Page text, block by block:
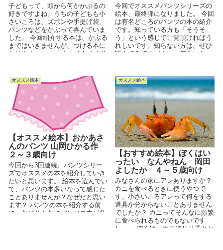
子どもって、頭から何かかぶるの
好きですよね。うちの子どもも小
さいころは、ズボンや手提げ袋、
パンツなどをかぶって喜んでいま
した。 今回紹介する本は、かぶる
まではいきませんが、つける本に
なります。 いしかわこうじさん作
今回でオススメパンツシリーズの
絵本、最終弾になりました。 今回
は有名どころのパンツの本の紹介
です。知っている方も「そうそ
う」という感じでご覧頂ければう
れしいです。知らない方は、ぜひ
読んでみてください。何歳になっ
オススメ絵本
【オススメ絵本】おかあさ
んのパンツ 山岡ひかる作
２～３歳向け
今回から3回連続、パンツシリー
ズでオススメの本を紹介していき
たいと思います。 絵本を選んでい
て、パンツの本多いなって感じた
ことありませんか？なぜだと思い
ます？ パンツの本を紹介する前
に、なぜそんなにパンツの本が多
オススメ絵本
【おすすめ絵本】ぼくはい
ったい なんやねん 岡田
よしたか ４～５歳向け
みなさんの家にアレありますか？
カニを食べるときに使うやつで
す。小さいころアレって何をする
道具か分からないことありません
でしたか？ カニってそんなに頻繁
に食べられるものでもないです
し…。 ぼくは、カニほじり器とか